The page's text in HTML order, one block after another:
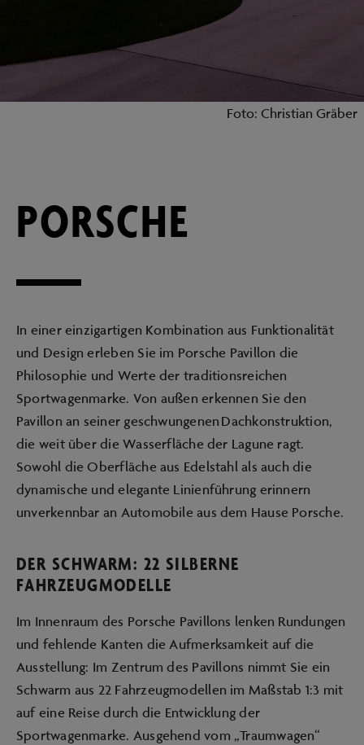
Foto: Christian Gräber
PORSCHE
In einer einzigartigen Kombination aus Funktionalität
und Design erleben Sie im Porsche Pavillon die
Philosophie und Werte der traditionsreichen
Sportwagenmarke. Von außen erkennen Sie den
Pavillon an seiner geschwungenen Dachkonstruktion,
die weit über die Wasserfläche der Lagune ragt.
Sowohl die Oberfläche aus Edelstahl als auch die
dynamische und elegante Linienführung erinnern
unverkennbar an Automobile aus dem Hause Porsche.
DER SCHWARM: 22 SILBERNE
FAHRZEUGMODELLE
Im Innenraum des Porsche Pavillons lenken Rundungen
und fehlende Kanten die Aufmerksamkeit auf die
Ausstellung: Im Zentrum des Pavillons nimmt Sie ein
Schwarm aus 22 Fahrzeugmodellen im Maßstab 1:3 mit
auf eine Reise durch die Entwicklung der
Sportwagenmarke. Ausgehend vom „Traumwagen“